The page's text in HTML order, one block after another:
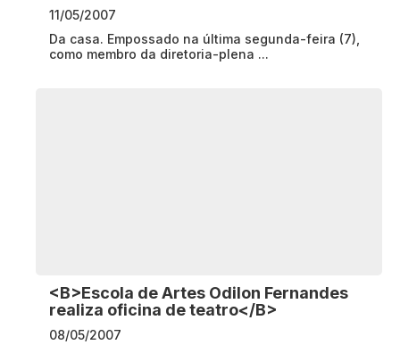
11/05/2007
Da casa. Empossado na última segunda-feira (7),
como membro da diretoria-plena ...
<B>Escola de Artes Odilon Fernandes
realiza oficina de teatro</B>
08/05/2007